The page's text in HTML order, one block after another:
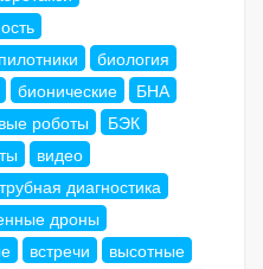
биология
бионические
БНА
роботы
БЭК
видео
диагностика
дроны
встречи
высотные